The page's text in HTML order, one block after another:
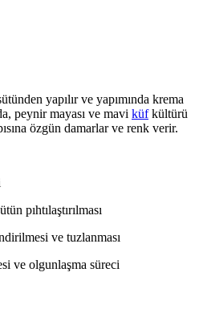
yapılır ve yapımında krema
peynir mayası ve mavi küfkültürü
özgün damarlar ve renk verir.
pıhtılaştırılması
ve tuzlanması
ve olgunlaşma süreci